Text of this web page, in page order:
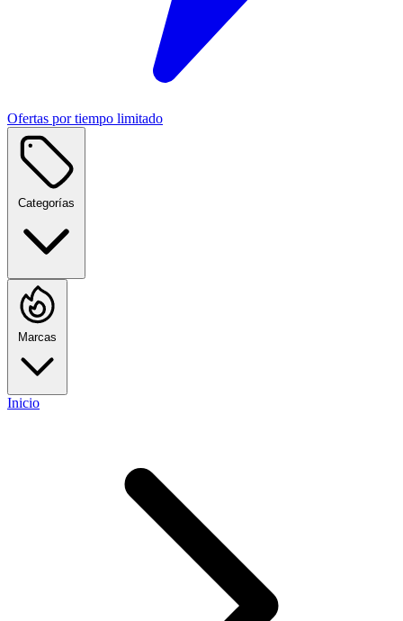
Ofertas por tiempo limitado
Categorías
Marcas
Inicio